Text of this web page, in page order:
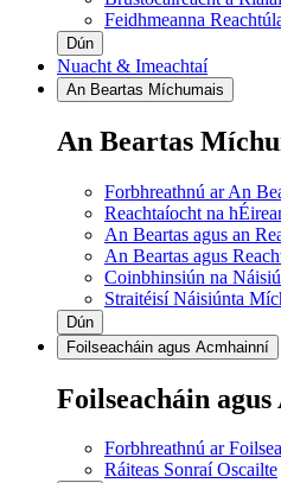
Feidhmeanna
Dún
Nuacht & Imeachtaí
An Beartas Míchumais
An Beartas
Forbhreathnú ar An
Reachtaíocht na
An Beartas agus an
An Beartas agus
Coinbhinsiún na
Straitéisí Náisiúnta
Dún
Foilseacháin agus Acmhainní
Foilseacháin
Forbhreathnú ar
Ráiteas Sonraí Oscailte